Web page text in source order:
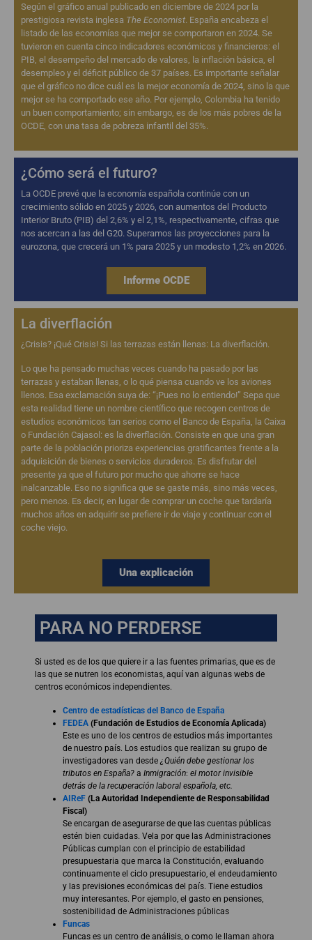
Según el gráfico anual publicado en diciembre de 2024 por la
prestigiosa revista inglesa The Economist. España encabeza el
listado de las economías que mejor se comportaron en 2024. Se
tuvieron en cuenta cinco indicadores económicos y financieros: el
PIB, el desempeño del mercado de valores, la inflación básica, el
desempleo y el déficit público de 37 países. Es importante señalar
que el gráfico no dice cuál es la mejor economía de 2024, sino la que
mejor se ha comportado ese año. Por ejemplo, Colombia ha tenido
un buen comportamiento; sin embargo, es de los más pobres de la
OCDE, con una tasa de pobreza infantil del 35%.
¿Cómo será el futuro?
La OCDE prevé que la economía española continúe con un
crecimiento sólido en 2025 y 2026, con aumentos del Producto
Interior Bruto (PIB) del 2,6% y el 2,1%, respectivamente, cifras que
nos acercan a las del G20. Superamos las proyecciones para la
eurozona, que crecerá un 1% para 2025 y un modesto 1,2% en 2026.
Informe OCDE
La diverflación
¿Crisis? ¡Qué Crisis! Si las terrazas están llenas: La diverflación.
Lo que ha pensado muchas veces cuando ha pasado por las
terrazas y estaban llenas, o lo qué piensa cuando ve los aviones
llenos. Esa exclamación suya de: “¡Pues no lo entiendo!” Sepa que
esta realidad tiene un nombre científico que recogen centros de
estudios económicos tan serios como el Banco de España, la Caixa
o Fundación Cajasol: es la diverflación. Consiste en que una gran
parte de la población prioriza experiencias gratificantes frente a la
adquisición de bienes o servicios duraderos. Es disfrutar del
presente ya que el futuro por mucho que ahorre se hace
inalcanzable. Eso no significa que se gaste más, sino más veces,
pero menos. Es decir, en lugar de comprar un coche que tardaría
muchos años en adquirir se prefiere ir de viaje y continuar con el
coche viejo.
Una explicación
PARA NO PERDERSE
Si usted es de los que quiere ir a las fuentes primarias, que es de
las que se nutren los economistas, aquí van algunas webs de
centros económicos independientes.
Centro de estadísticas del Banco de España
FEDEA (Fundación de Estudios de Economía Aplicada)
Este es uno de los centros de estudios más importantes
de nuestro país. Los estudios que realizan su grupo de
investigadores van desde ¿Quién debe gestionar los
tributos en España? a Inmigración: el motor invisible
detrás de la recuperación laboral española, etc.
AIReF (La Autoridad Independiente de Responsabilidad
Fiscal)
Se encargan de asegurarse de que las cuentas públicas
estén bien cuidadas. Vela por que las Administraciones
Públicas cumplan con el principio de estabilidad
presupuestaria que marca la Constitución, evaluando
continuamente el ciclo presupuestario, el endeudamiento
y las previsiones económicas del país. Tiene estudios
muy interesantes. Por ejemplo, el gasto en pensiones,
sostenibilidad de Administraciones públicas
Funcas
Funcas es un centro de análisis, o como le llaman ahora